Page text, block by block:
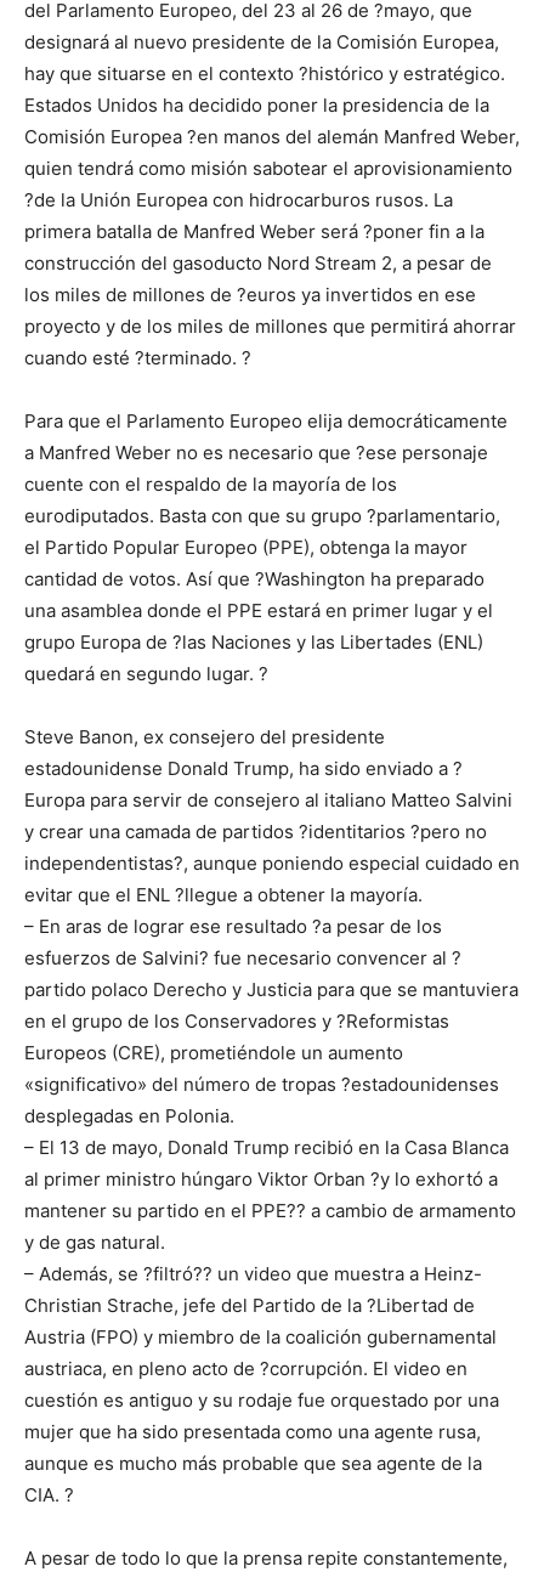
del Parlamento Europeo, del 23 al 26 de ?mayo, que
designará al nuevo presidente de la Comisión Europea,
hay que situarse en el contexto ?histórico y estratégico.
Estados Unidos ha decidido poner la presidencia de la
Comisión Europea ?en manos del alemán Manfred Weber,
quien tendrá como misión sabotear el aprovisionamiento
?de la Unión Europea con hidrocarburos rusos. La
primera batalla de Manfred Weber será ?poner fin a la
construcción del gasoducto Nord Stream 2, a pesar de
los miles de millones de ?euros ya invertidos en ese
proyecto y de los miles de millones que permitirá ahorrar
cuando esté ?terminado. ?
Para que el Parlamento Europeo elija democráticamente
a Manfred Weber no es necesario que ?ese personaje
cuente con el respaldo de la mayoría de los
eurodiputados. Basta con que su grupo ?parlamentario,
el Partido Popular Europeo (PPE), obtenga la mayor
cantidad de votos. Así que ?Washington ha preparado
una asamblea donde el PPE estará en primer lugar y el
grupo Europa de ?las Naciones y las Libertades (ENL)
quedará en segundo lugar. ?
Steve Banon, ex consejero del presidente
estadounidense Donald Trump, ha sido enviado a ?
Europa para servir de consejero al italiano Matteo Salvini
y crear una camada de partidos ?identitarios ?pero no
independentistas?, aunque poniendo especial cuidado en
evitar que el ENL ?llegue a obtener la mayoría.
– En aras de lograr ese resultado ?a pesar de los
esfuerzos de Salvini? fue necesario convencer al ?
partido polaco Derecho y Justicia para que se mantuviera
en el grupo de los Conservadores y ?Reformistas
Europeos (CRE), prometiéndole un aumento
«significativo» del número de tropas ?estadounidenses
desplegadas en Polonia.
– El 13 de mayo, Donald Trump recibió en la Casa Blanca
al primer ministro húngaro Viktor Orban ?y lo exhortó a
mantener su partido en el PPE?? a cambio de armamento
y de gas natural.
– Además, se ?filtró?? un video que muestra a Heinz-
Christian Strache, jefe del Partido de la ?Libertad de
Austria (FPO) y miembro de la coalición gubernamental
austriaca, en pleno acto de ?corrupción. El video en
cuestión es antiguo y su rodaje fue orquestado por una
mujer que ha sido presentada como una agente rusa,
aunque es mucho más probable que sea agente de la
CIA. ?
A pesar de todo lo que la prensa repite constantemente,